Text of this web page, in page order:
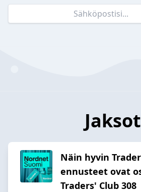
Jaksot
Näin hyvin
ennusteet ovat
Traders' Club 308